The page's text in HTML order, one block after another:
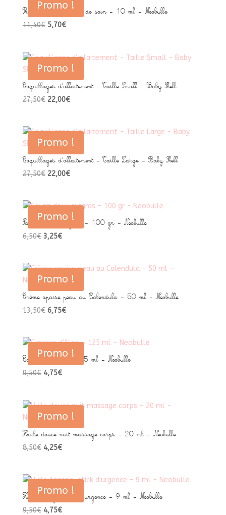
14,90€.7,45€.
Promo !
Protect mamelon huile de soin – 10 ml – Neobulle
11,40€ Le
était :
11,40€.
5,70€Le
est :
5,70€.
Promo !
Coquillages d’allaitement – Taille Small – Baby Shell
27,50€ Le
était :
27,50€.
22,00€Le
est :
22,00€.
Promo !
Coquillages d’allaitement – Taille Large – Baby Shell
27,50€ Le
était :
27,50€.
22,00€Le
est :
22,00€.
Promo !
Savon doux surgras – 100 gr – Neobulle
6,50€ Le
était :
6,50€.
3,25€Le
est :
3,25€.
Promo !
Crème apaise peau au Calendula – 50 ml – Neobulle
13,50€ Le
était :
13,50€.
6,75€Le
est :
6,75€.
Promo !
Caresse d’Aloe – 125 ml – Neobulle
9,50€ Le
était :
9,50€.
4,75€Le
est :
4,75€.
Promo !
Huile douce nuit massage corps – 20 ml – Neobulle
8,50€ Le
était :
8,50€.
4,25€Le
est :
4,25€.
Promo !
Huile énergie, stick d’urgence – 9 ml – Neobulle
9,50€ Le
4,75€Le